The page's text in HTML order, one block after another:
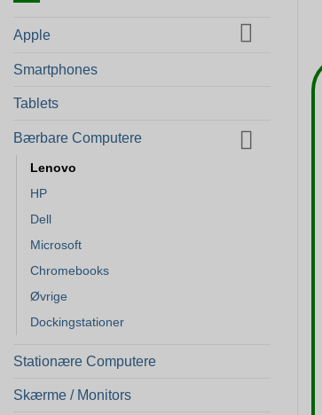
Apple
Smartphones
Tablets
Bærbare Computere
Lenovo
HP
Dell
Microsoft
Chromebooks
Øvrige
Dockingstationer
Stationære Computere
Skærme / Monitors